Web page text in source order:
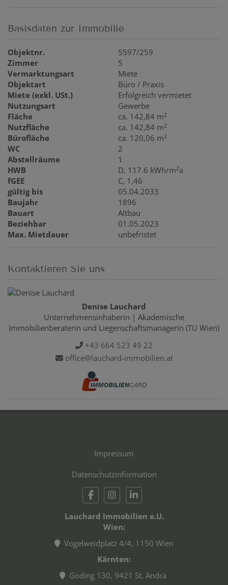
Basisdaten zur Immobilie
Objektnr.
5597/259
Zimmer
5
Vermarktungsart
Miete
Objektart
Büro / Praxis
Miete (exkl. USt.)
Erfolgreich vermietet
Nutzungsart
Gewerbe
Fläche
ca. 142,84 m2
Nutzfläche ca. 142,84 m2
Bürofläche ca. 120,06 m2
WC
2
Abstellräume
1
HWB
D, 117.6 kWh/m2a
fGEE
C, 1,46
gültig bis
05.04.2033
Baujahr
1896
Bauart
Altbau
Beziehbar
01.05.2023
Max. Mietdauer
unbefristet
Kontaktieren Sie uns
Denise Lauchard
Unternehmensinhaberin | Akademische
Immobilienberaterin und Liegenschaftsmanagerin (TU Wien)
+43 664 523 49 22
office@lauchard-immobilien.at
Impressum
Datenschutzinformation
Lauchard Immobilien e.U.
Wien:
Vogelweidplatz 4/4, 1150 Wien
Kärnten:
Goding 130, 9421 St. Andrä